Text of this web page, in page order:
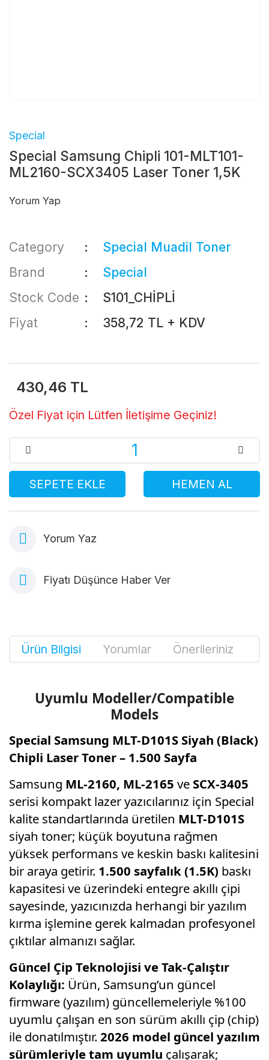
Special
Special Samsung Chipli 101-MLT101-
ML2160-SCX3405 Laser Toner 1,5K
Yorum Yap
Category
Special Muadil Toner
Brand
Special
Stock Code
S101_CHİPLİ
Fiyat
358,72 TL + KDV
430,46 TL
Özel Fiyat için Lütfen İletişime Geçiniz!
SEPETE EKLE HEMEN AL
Yorum Yaz
Fiyatı Düşünce Haber Ver
Ürün Bilgisi Yorumlar Önerileriniz
Uyumlu Modeller/Compatible
Models
Special Samsung MLT-D101S Siyah (Black)
Chipli Laser Toner – 1.500 Sayfa
Samsung ML-2160, ML-2165 ve SCX-3405
serisi kompakt lazer yazıcılarınız için Special
kalite standartlarında üretilen MLT-D101S
siyah toner; küçük boyutuna rağmen
yüksek performans ve keskin baskı kalitesini
bir araya getirir. 1.500 sayfalık (1.5K) baskı
kapasitesi ve üzerindeki entegre akıllı çipi
sayesinde, yazıcınızda herhangi bir yazılım
kırma işlemine gerek kalmadan profesyonel
çıktılar almanızı sağlar.
Güncel Çip Teknolojisi ve Tak-Çalıştır
Kolaylığı: Ürün, Samsung’un güncel
firmware (yazılım) güncellemeleriyle %100
uyumlu çalışan en son sürüm akıllı çip (chip)
ile donatılmıştır. 2026 model güncel yazılım
sürümleriyle tam uyumlu çalışarak;